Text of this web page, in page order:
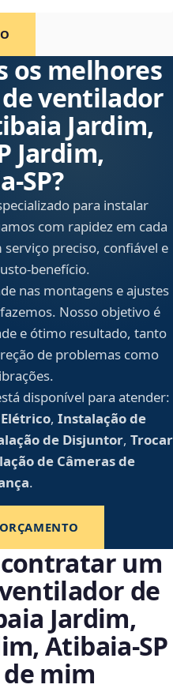
os melhores
ventilador
Jardim,
Jardim,
para instalar
com rapidez em cada
preciso, confiável e
benefício.
nas montagens e ajustes
Nosso objetivo é
e ótimo resultado, tanto
de problemas como
disponível para atender:
, Instalação de
de Disjuntor, Trocar
de Câmeras de
.
um
de
Jardim,
Atibaia‑SP
mim